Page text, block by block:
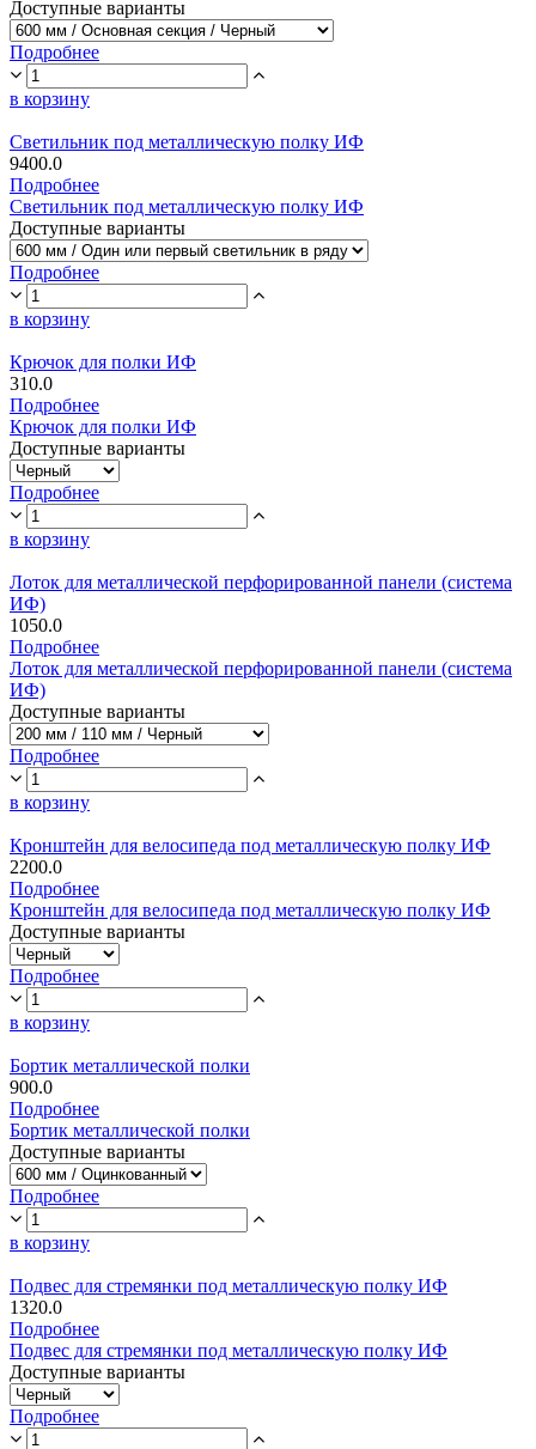
Доступные варианты
Подробнее
в корзину
Светильник под металлическую полку ИФ
9400.0
Подробнее
Светильник под металлическую полку ИФ
Доступные варианты
Подробнее
в корзину
Крючок для полки ИФ
310.0
Подробнее
Крючок для полки ИФ
Доступные варианты
Подробнее
в корзину
Лоток для металлической перфорированной панели (система
ИФ)
1050.0
Подробнее
Лоток для металлической перфорированной панели (система
ИФ)
Доступные варианты
Подробнее
в корзину
Кронштейн для велосипеда под металлическую полку ИФ
2200.0
Подробнее
Кронштейн для велосипеда под металлическую полку ИФ
Доступные варианты
Подробнее
в корзину
Бортик металлической полки
900.0
Подробнее
Бортик металлической полки
Доступные варианты
Подробнее
в корзину
Подвес для стремянки под металлическую полку ИФ
1320.0
Подробнее
Подвес для стремянки под металлическую полку ИФ
Доступные варианты
Подробнее